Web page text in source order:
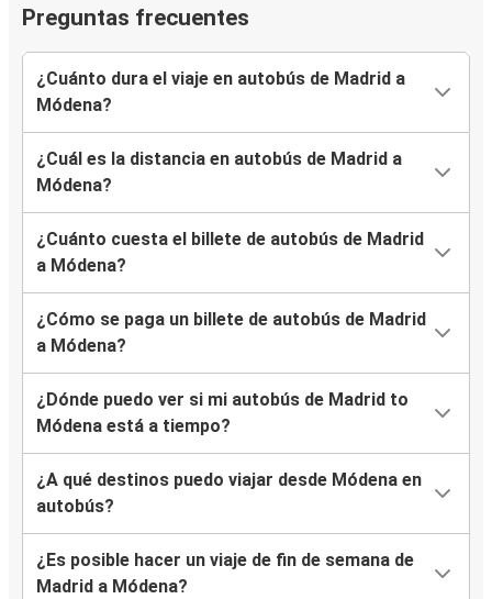
Preguntas frecuentes
¿Cuánto dura el viaje en autobús de Madrid a
Módena?
¿Cuál es la distancia en autobús de Madrid a
Módena?
¿Cuánto cuesta el billete de autobús de Madrid
a Módena?
¿Cómo se paga un billete de autobús de Madrid
a Módena?
¿Dónde puedo ver si mi autobús de Madrid to
Módena está a tiempo?
¿A qué destinos puedo viajar desde Módena en
autobús?
¿Es posible hacer un viaje de fin de semana de
Madrid a Módena?